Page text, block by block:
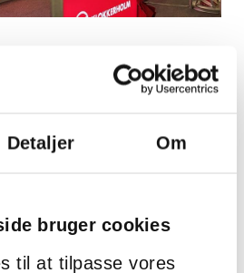
Detaljer Om
bruger cookies
til at tilpasse vores
partners to stand
Fair 2025.
5220 Odense, Denmark.